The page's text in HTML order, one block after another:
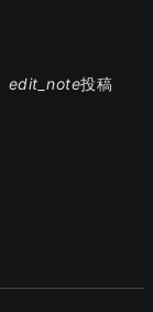
edit_note投稿